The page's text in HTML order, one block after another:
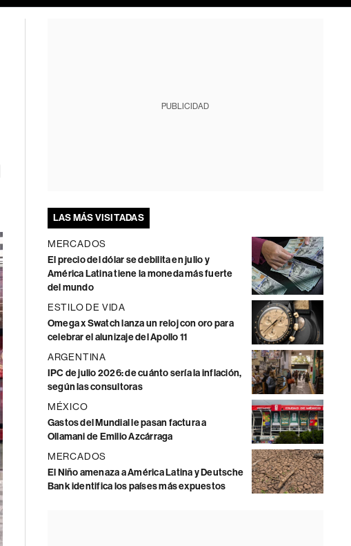
PUBLICIDAD
LAS MÁS VISITADAS
MERCADOS
El precio del dólar se debilita en julio y
América Latina tiene la moneda más fuerte
del mundo
ESTILO DE VIDA
Omega x Swatch lanza un reloj con oro para
celebrar el alunizaje del Apollo 11
ARGENTINA
IPC de julio 2026: de cuánto sería la inflación,
según las consultoras
MÉXICO
Gastos del Mundial le pasan factura a
Ollamani de Emilio Azcárraga
MERCADOS
El Niño amenaza a América Latina y Deutsche
Bank identifica los países más expuestos